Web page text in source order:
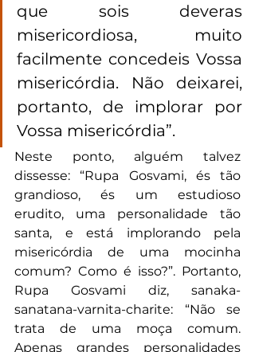
que sois deveras
misericordiosa, muito
facilmente concedeis Vossa
misericórdia. Não deixarei,
portanto, de implorar por
Vossa misericórdia”.
Neste ponto, alguém talvez
dissesse: “Rupa Gosvami, és tão
grandioso, és um estudioso
erudito, uma personalidade tão
santa, e está implorando pela
misericórdia de uma mocinha
comum? Como é isso?”. Portanto,
Rupa Gosvami diz, sanaka-
sanatana-varnita-charite: “Não se
trata de uma moça comum.
Apenas grandes personalidades